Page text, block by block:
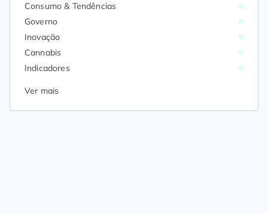
Consumo & Tendências
Governo
Inovação
Cannabis
Indicadores
Ver mais